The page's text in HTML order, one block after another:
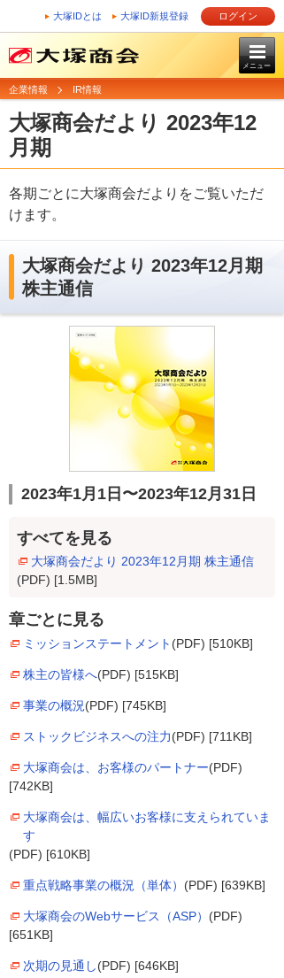
大塚IDとは 大塚ID新規登録 ログイン
メニュー
企業情報 IR情報
大塚商会だより 2023年12
月期
各期ごとに大塚商会だよりをご覧いただ
けます。
大塚商会だより 2023年12月期
株主通信
2023年1月1日〜2023年12月31日
すべてを見る
大塚商会だより 2023年12月期 株主通信
(PDF) [1.5MB]
章ごとに見る
ミッションステートメント (PDF) [510KB]
株主の皆様へ(PDF) [515KB]
事業の概況(PDF) [745KB]
ストックビジネスへの注力(PDF) [711KB]
大塚商会は、お客様のパートナー(PDF)
[742KB]
大塚商会は、幅広いお客様に支えられていま
す
(PDF) [610KB]
重点戦略事業の概況（単体） (PDF) [639KB]
大塚商会のWebサービス（ASP） (PDF)
[651KB]
次期の見通し(PDF) [646KB]